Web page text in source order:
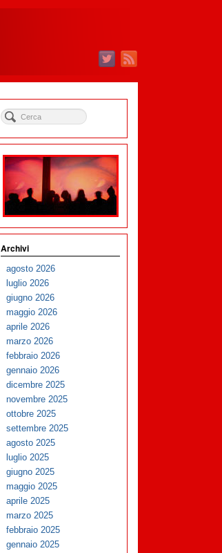
Archivi
agosto 2026
luglio 2026
giugno 2026
maggio 2026
aprile 2026
marzo 2026
febbraio 2026
gennaio 2026
dicembre 2025
novembre 2025
ottobre 2025
settembre 2025
agosto 2025
luglio 2025
giugno 2025
maggio 2025
aprile 2025
marzo 2025
febbraio 2025
gennaio 2025